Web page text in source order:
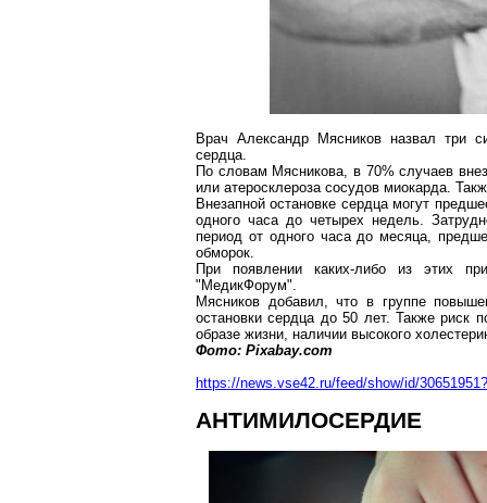
Врач Александр Мясников назвал три
сердца.
По словам Мясникова, в 70% случаев
или атеросклероза сосудов миокарда.
Внезапной остановке сердца могут
одного часа до четырех недель.
период от одного часа до месяца,
обморок.
При появлении каких-либо из этих
" МедикФорум".
Мясников добавил, что в группе
остановки сердца до 50 лет. Также риск
образе жизни, наличии высокого
Фото: Pixabay.com
https://news.vse42.ru/feed/show/id/
АНТИМИЛОСЕРДИЕ